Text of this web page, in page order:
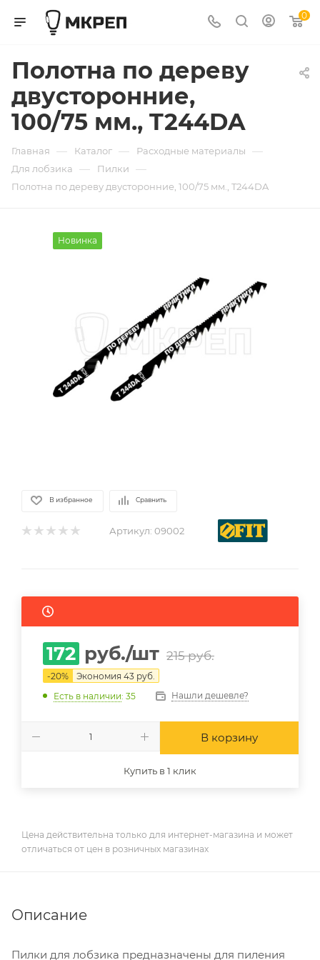
0
Полотна по дереву
двусторонние,
100/75 мм., T244DA
Главная — Каталог — Расходные материалы —
Для лобзика — Пилки —
Полотна по дереву двусторонние, 100/75 мм., T244DA
Новинка
В избранное Сравнить
Артикул: 09002
172 руб./шт 215руб.
-20% Экономия 43 руб.
Есть в наличии: 35 Нашли дешевле?
В корзину
Купить в 1 клик
Цена действительна только для интернет-магазина и может
отличаться от цен в розничных магазинах
Описание
Пилки для лобзика предназначены для пиления